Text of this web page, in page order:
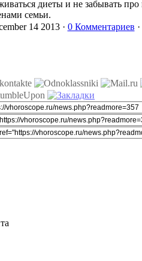
диеты и не забывать
семьи.
14 2013 · 0 Комментариев